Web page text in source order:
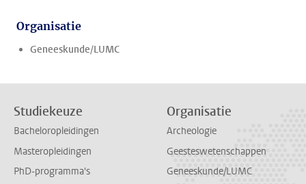
Organisatie
Geneeskunde/LUMC
Studiekeuze
Bacheloropleidingen
Masteropleidingen
PhD-programma's
Organisatie
Archeologie
Geesteswetenschappen
Geneeskunde/LUMC